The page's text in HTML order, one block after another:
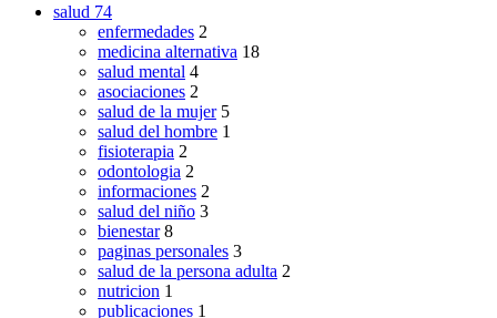
salud 74
enfermedades 2
medicina alternativa 18
salud mental 4
asociaciones 2
salud de la mujer 5
salud del hombre 1
fisioterapia 2
odontologia 2
informaciones 2
salud del niño 3
bienestar 8
paginas personales 3
salud de la persona adulta 2
nutricion 1
publicaciones 1